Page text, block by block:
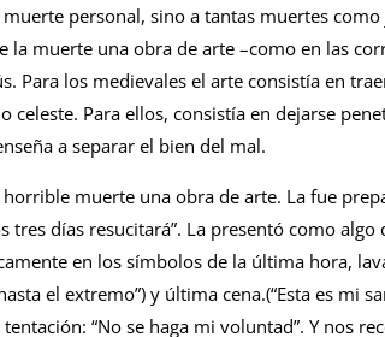
personal, sino a tantas muertes
la muerte una obra de arte –como en las
Para los medievales el arte consistía en
celeste. Para ellos, consistía en dejarse
a separar el bien del mal.
horrible muerte una obra de arte. La fue
tres días resucitará”. La presentó como algo
en los símbolos de la última hora,
el extremo”) y última cena.(“Esta es mi
“No se haga mi voluntad”. Y nos